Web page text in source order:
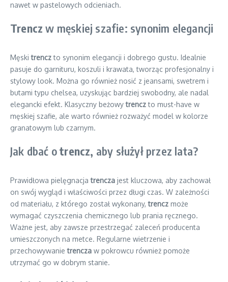
nawet w pastelowych odcieniach.
Trencz w męskiej szafie: synonim elegancji
Męskitrenczto synonim elegancji i dobrego gustu. Idealnie
pasuje do garnituru, koszuli i krawata, tworząc profesjonalny i
stylowy look. Można go również nosić z jeansami, swetrem i
butami typu chelsea, uzyskując bardziej swobodny, ale nadal
elegancki efekt. Klasyczny beżowytrenczto must-have w
męskiej szafie, ale warto również rozważyć model w kolorze
granatowym lub czarnym.
Jak dbać otrencz, aby służył przez lata?
Prawidłowa pielęgnacjatrencza jest kluczowa, aby zachował
on swój wygląd i właściwości przez długi czas. W zależności
od materiału, z którego został wykonany,trencz może
wymagać czyszczenia chemicznego lub prania ręcznego.
Ważne jest, aby zawsze przestrzegać zaleceń producenta
umieszczonych na metce. Regularne wietrzenie i
przechowywanietrencza w pokrowcu również pomoże
utrzymać go w dobrym stanie.